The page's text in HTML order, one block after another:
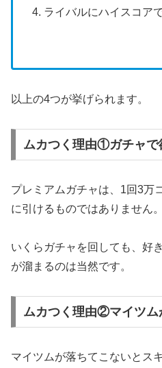
ライバルにハイスコア
以上の4つが挙げられます。
ムカつく理由①ガチャで
プレミアムガチャは、1回3万
に引けるものではありません。
いくらガチャを回しても、好
が溜まるのは当然です。
ムカつく理由②マイツム
マイツムが落ちてこないとス